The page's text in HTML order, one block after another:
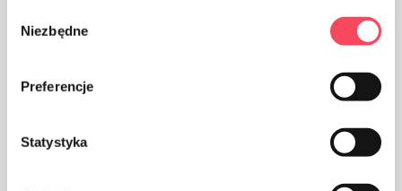
zgody
Niezbędne
Preferencje
Statystyka
Huolehdi puhtaudesta, heitä käytetty tuotepakkaus